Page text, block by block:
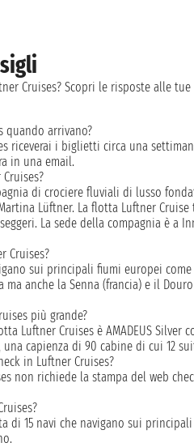
Cruises? Scopri le risposte alle
quando arrivano?
riceverai i biglietti circa una
in una email.
di crociere fluviali di lusso
Lüftner. La flotta Luftner Cruise
La sede della compagnia è a
Cruises?
sui principali fiumi europei come
ma anche la Senna (francia) e il Douro
più grande?
Luftner Cruises è AMADEUS Silver
capienza di 90 cabine di cui 12
in Luftner Cruises?
non richiede la stampa del web
di 15 navi che navigano sui